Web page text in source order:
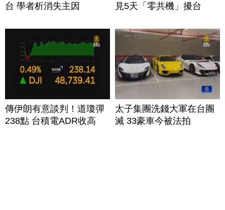
台 學者析消失主因
見5天「零共機」擾台
傳伊朗有意談判！道瓊彈
238點 台積電ADR收高
太子集團洗錢大軍在台團
滅 33豪車今被法拍